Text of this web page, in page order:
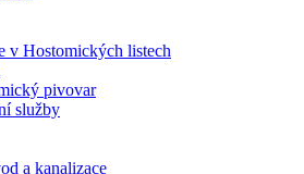
v Hostomických listech
pivovar
služby
a kanalizace